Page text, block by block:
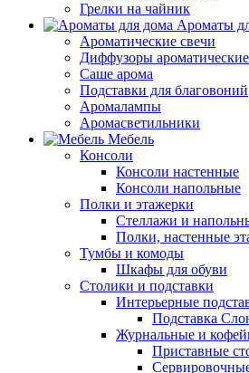
Грелки на чайник
Ароматы
Ароматические свечи
Диффузоры ароматические
Саше арома
Подставки для благовоний
Аромалампы
Аромасветильники
Мебель
Консоли
Консоли настенные
Консоли напольные
Полки и этажерки
Стеллажи и
Полки, настенные
Тумбы и комоды
Шкафы для обуви
Столики и подставки
Интерьерные
Подставка
Журнальные и
Приставные